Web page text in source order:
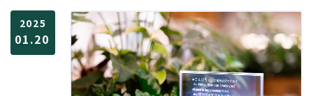
2025
01.20